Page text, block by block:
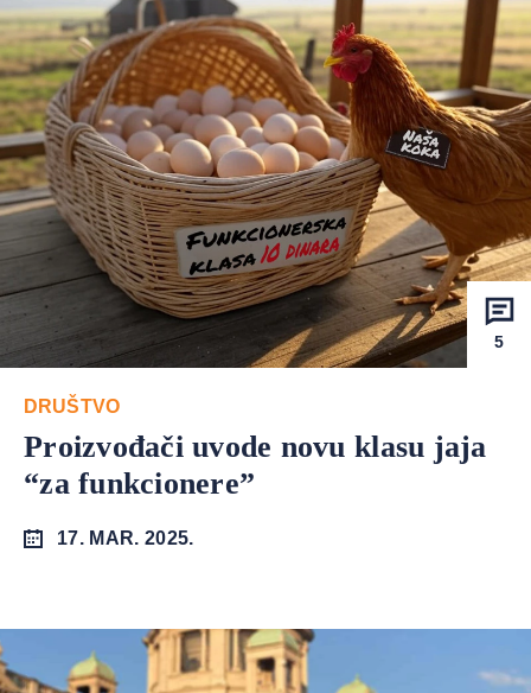
5
DRUŠTVO
Proizvođači uvode novu klasu jaja
“za funkcionere”
17. MAR. 2025.